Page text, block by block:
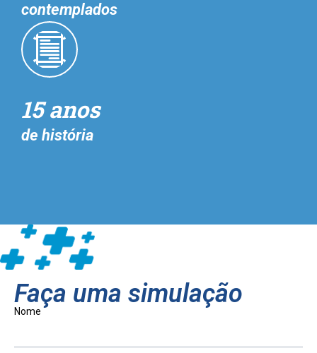
contemplados
15 anos
de história
Faça uma simulação
Nome